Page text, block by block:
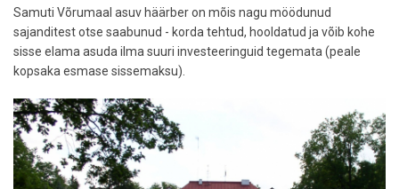
Samuti Võrumaal asuv häärber on mõis nagu möödunud
sajanditest otse saabunud - korda tehtud, hooldatud ja võib kohe
sisse elama asuda ilma suuri investeeringuid tegemata (peale
kopsaka esmase sissemaksu).